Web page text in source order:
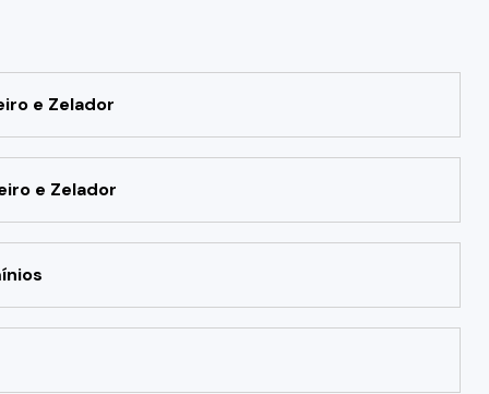
e Zelador
e Zelador